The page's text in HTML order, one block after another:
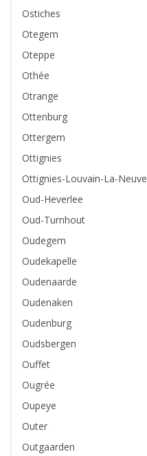
Ostiches
Otegem
Oteppe
Othée
Otrange
Ottenburg
Ottergem
Ottignies
Ottignies-Louvain-La-Neuve
Oud-Heverlee
Oud-Turnhout
Oudegem
Oudekapelle
Oudenaarde
Oudenaken
Oudenburg
Oudsbergen
Ouffet
Ougrée
Oupeye
Outer
Outgaarden